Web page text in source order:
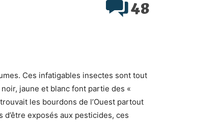
48
Ces infatigables insectes sont tout
jaune et blanc font partie des «
les bourdons de l’Ouest partout
exposés aux pesticides, ces